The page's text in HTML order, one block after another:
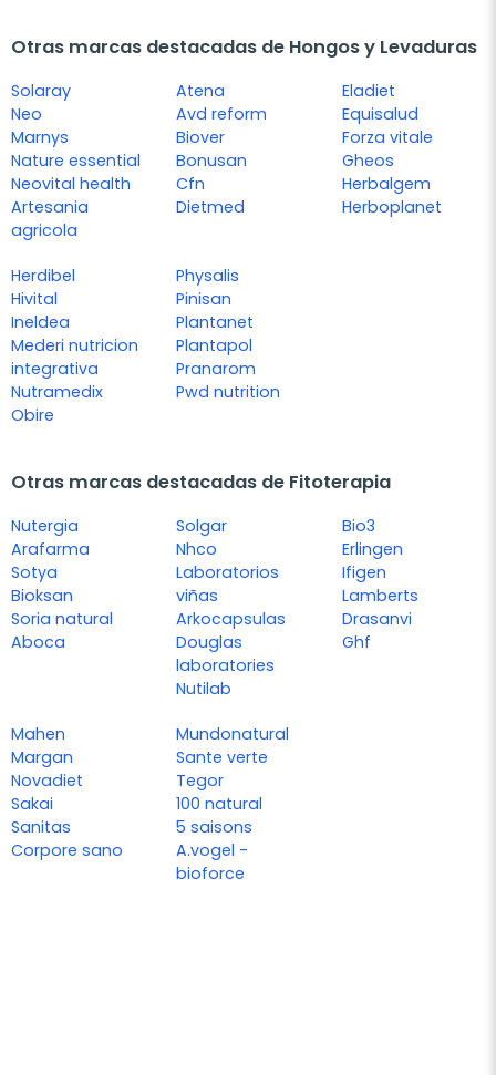
Otras marcas destacadas de Hongos y Levaduras
Solaray
Neo
Marnys
Nature essential
Neovital health
Artesania
agricola
Atena
Avd reform
Biover
Bonusan
Cfn
Dietmed
Eladiet
Equisalud
Forza vitale
Gheos
Herbalgem
Herboplanet
Herdibel
Hivital
Ineldea
Mederi nutricion
integrativa
Nutramedix
Obire
Physalis
Pinisan
Plantanet
Plantapol
Pranarom
Pwd nutrition
Otras marcas destacadas de Fitoterapia
Nutergia
Arafarma
Sotya
Bioksan
Soria natural
Aboca
Solgar
Nhco
Laboratorios
viñas
Arkocapsulas
Douglas
laboratories
Nutilab
Bio3
Erlingen
Ifigen
Lamberts
Drasanvi
Ghf
Mahen
Margan
Novadiet
Sakai
Sanitas
Corpore sano
Mundonatural
Sante verte
Tegor
100 natural
5 saisons
A.vogel -
bioforce